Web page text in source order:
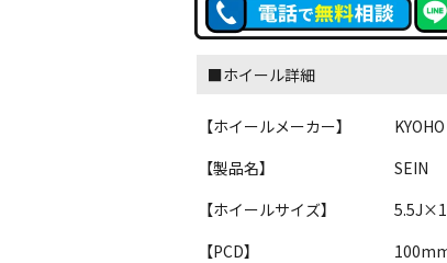
■ホイール詳細
【ホイールメーカー】
KYOHO
【製品名】
SEIN
【ホイールサイズ】
【PCD】